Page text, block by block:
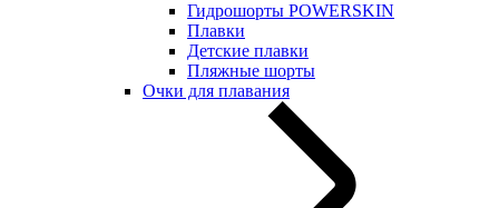
Гидрошорты POWERSKIN
Плавки
Детские плавки
Пляжные шорты
Очки для плавания